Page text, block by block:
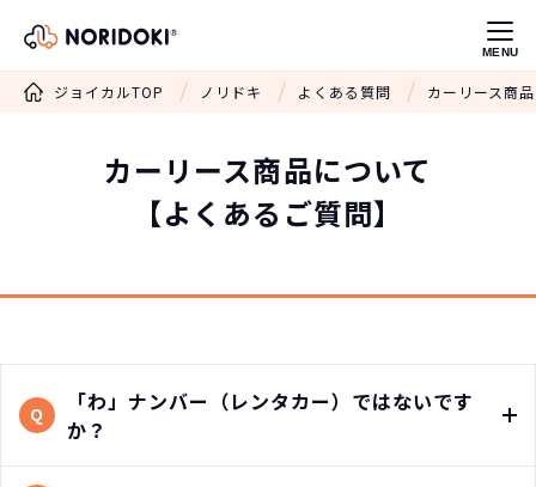
MENU
ジョイカルTOP ノリドキ よくある質問 カーリース商
カーリース商品について
【よくあるご質問】
Q
「わ」ナンバー（レンタカー）ではないです
か？